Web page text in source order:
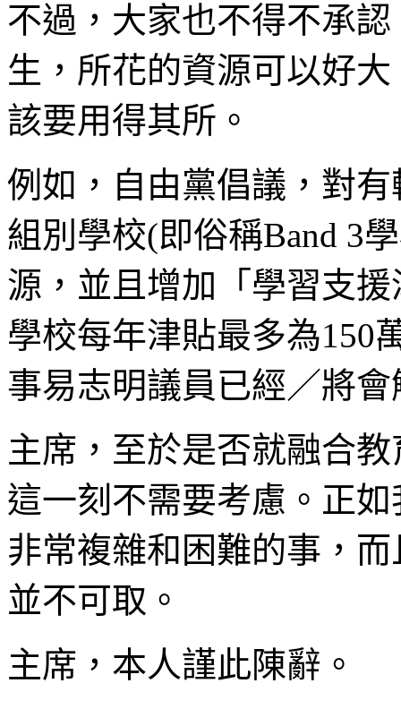
不過，大家也不得不承
生，所花的資源可以好
該要用得其所。
例如，自由黨倡議，對
組別學校(即俗稱Band 3
源，並且增加「學習支
學校每年津貼最多為150
事易志明議員已經／將會
主席，至於是否就融合
這一刻不需要考慮。正
非常複雜和困難的事，
並不可取。
主席，本人謹此陳辭。